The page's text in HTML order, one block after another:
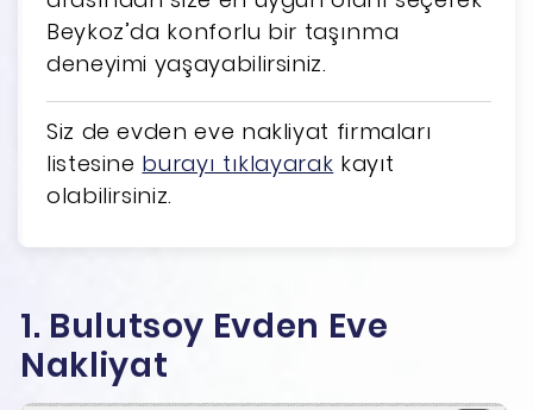
Beykoz’da konforlu bir taşınma
deneyimi yaşayabilirsiniz.
Siz de evden eve nakliyat firmaları
listesine burayı tıklayarak kayıt
olabilirsiniz.
1. Bulutsoy Evden Eve
Nakliyat